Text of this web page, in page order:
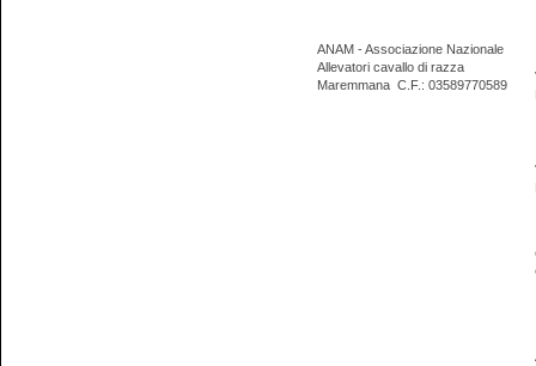
ANAM - Associazione Nazionale
Allevatori cavallo di razza
Maremmana C.F.: 03589770589